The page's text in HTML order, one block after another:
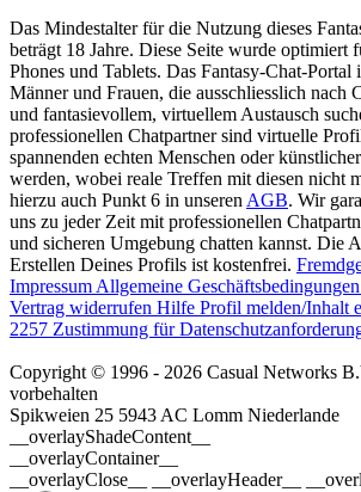
Das Mindestalter für die Nutzung dieses
beträgt 18 Jahre. Diese Seite wurde optimiert
Phones und Tablets. Das Fantasy-Chat-
Männer und Frauen, die ausschliesslich nach
und fantasievollem, virtuellem Austausch
professionellen Chatpartner sind virtuelle
spannenden echten Menschen oder
werden, wobei reale Treffen mit diesen nicht
hierzu auch Punkt 6 in unseren AGB. Wir
uns zu jeder Zeit mit professionellen
und sicheren Umgebung chatten kannst. Die
Erstellen Deines Profils ist kostenfrei.
Impressum Allgemeine Geschäftsbedingungen
Vertrag widerrufen Hilfe Profil melden/Inhalt
2257 Zustimmung für
Copyright © 1996 - 2026 Casual Networks
vorbehalten
Spikweien 25 5943 AC Lomm Niederlande
__overlayShadeContent__
__overlayContainer__
__overlayClose__ __overlayHeader__